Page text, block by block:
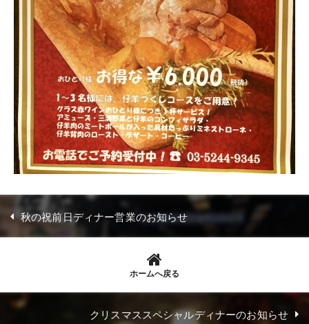
秋の祝前日ディナー営業のお知らせ
ホームへ戻る
クリスマススペシャルディナーのお知らせ